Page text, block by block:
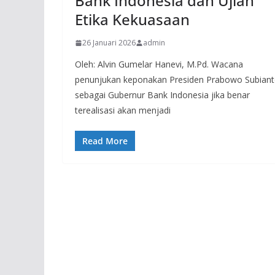
Etika Kekuasaan
26 Januari 2026 admin
Oleh: Alvin Gumelar Hanevi, M.Pd. Wacana
penunjukan keponakan Presiden Prabowo
sebagai Gubernur Bank Indonesia jika benar
terealisasi akan menjadi
Read More